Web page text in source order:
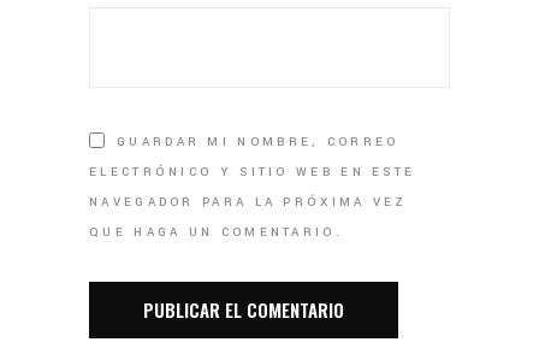
GUARDAR MI NOMBRE, CORREO
ELECTRÓNICO Y SITIO WEB EN ESTE
NAVEGADOR PARA LA PRÓXIMA VEZ
QUE HAGA UN COMENTARIO.